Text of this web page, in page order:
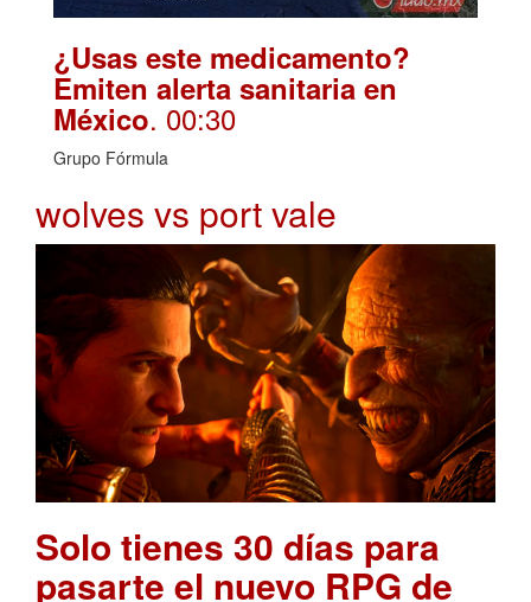
¿Usas este medicamento?
Emiten alerta sanitaria en
México. 00:30
Grupo Fórmula
wolves vs port vale
Solo tienes 30 días para
pasarte el nuevo RPG de